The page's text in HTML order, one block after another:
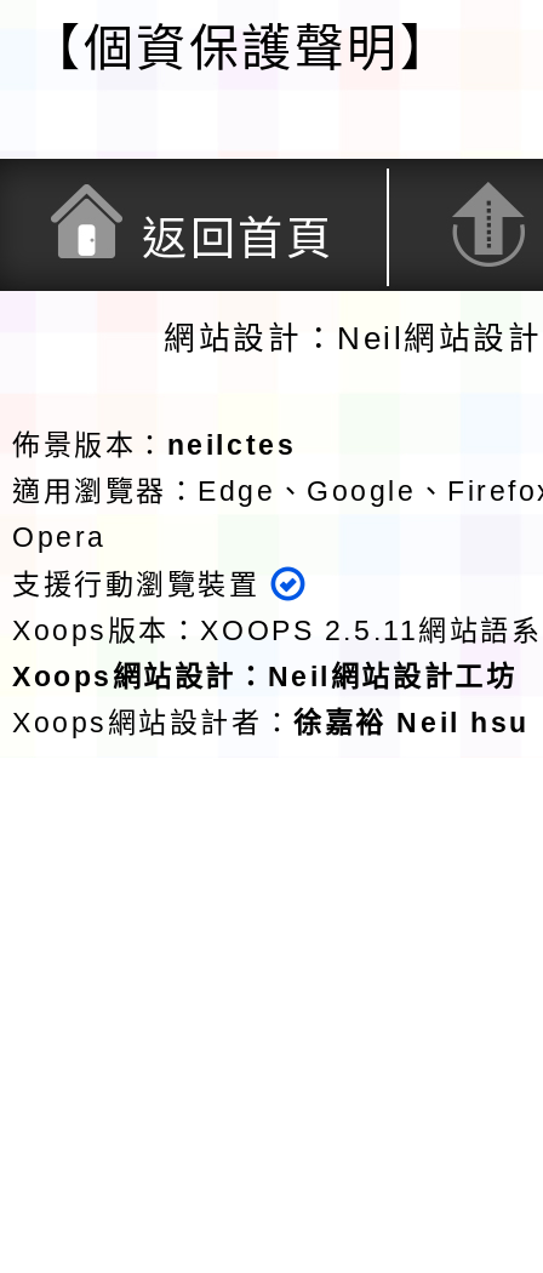
【個資保護聲明】
返回首頁
網站設計：Neil網站設
佈景版本： neilctes
適用瀏覽器：Edge、Google、
Opera
支援行動瀏覽裝置
Xoops版本： XOOPS 2.5.11網站語
Xoops網站設計 ： Neil網站設計工坊
Xoops網站設計者：徐嘉裕 Neil hsu